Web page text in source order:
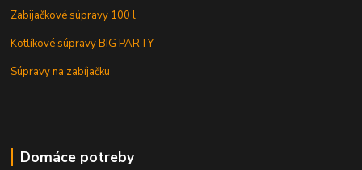
Zabijačkové súpravy 100 l
Kotlíkové súpravy BIG PARTY
Súpravy na zabíjačku
Domáce potreby